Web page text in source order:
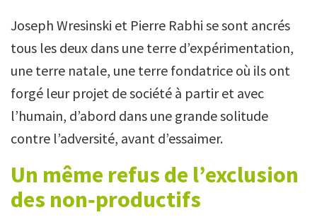
Joseph Wresinski et Pierre Rabhi se sont ancrés
tous les deux dans une terre d’expérimentation,
une terre natale, une terre fondatrice où ils ont
forgé leur projet de société à partir et avec
l’humain, d’abord dans une grande solitude
contre l’adversité, avant d’essaimer.
Un même refus de l’exclusion
des non‑productifs